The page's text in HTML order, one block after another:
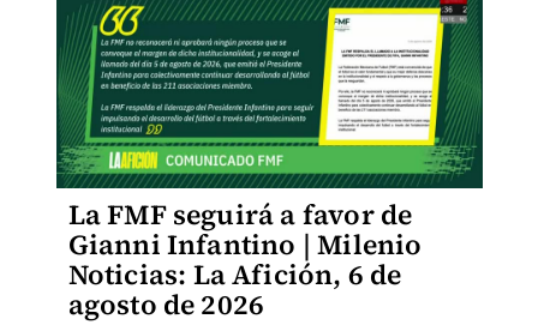
La FMF seguirá a favor de
Gianni Infantino | Milenio
Noticias: La Afición, 6 de
agosto de 2026